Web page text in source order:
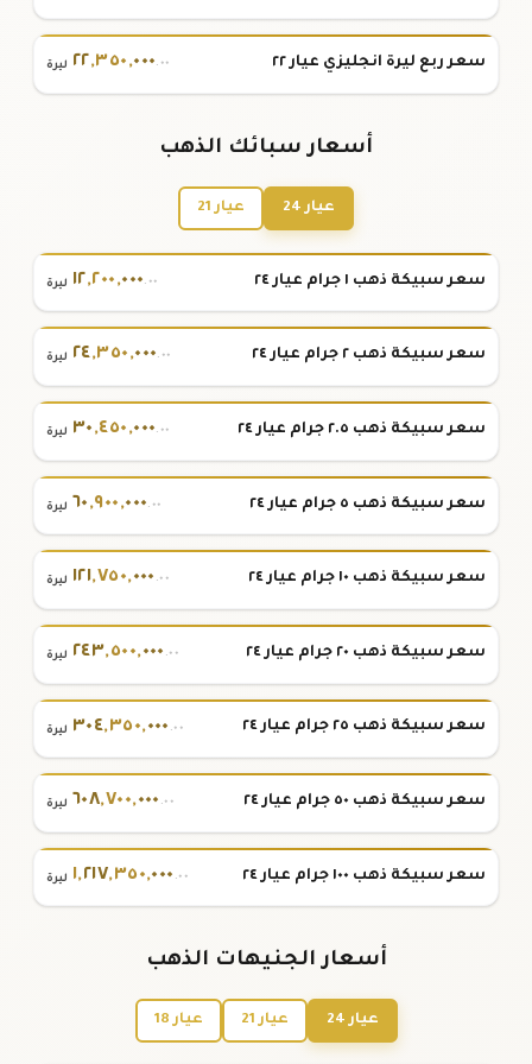
سعر ربع ليرة انجليزي عيار ٢٢ ٢٢,٣٥٠,٠٠٠.٠٠ ليرة
أسعار سبائك الذهب
عيار 24 عيار 21
سعر سبيكة ذهب ١ جرام عيار ٢٤ ١٢,٢٠٠,٠٠٠.٠٠ ليرة
سعر سبيكة ذهب ٢ جرام عيار ٢٤ ٢٤,٣٥٠,٠٠٠.٠٠ ليرة
سعر سبيكة ذهب ٢.٥ جرام عيار ٢٤ ٣٠,٤٥٠,٠٠٠.٠٠ ليرة
سعر سبيكة ذهب ٥ جرام عيار ٢٤ ٦٠,٩٠٠,٠٠٠.٠٠ ليرة
سعر سبيكة ذهب ١٠ جرام عيار ٢٤ ١٢١,٧٥٠,٠٠٠ .٠٠ ليرة
سعر سبيكة ذهب ٢٠ جرام عيار ٢٤ ٢٤٣,٥٠٠,٠٠٠ .٠٠ ليرة
سعر سبيكة ذهب ٢٥ جرام عيار ٢٤ ٣٠٤,٣٥٠,٠٠٠ .٠٠ ليرة
سعر سبيكة ذهب ٥٠ جرام عيار ٢٤ ٦٠٨,٧٠٠,٠٠٠ .٠٠ ليرة
سعر سبيكة ذهب ١٠٠ جرام عيار ٢٤ ١,٢١٧,٣٥٠,٠٠٠ .٠٠ ليرة
أسعار الجنيهات الذهب
عيار 24 عيار 21 عيار 18